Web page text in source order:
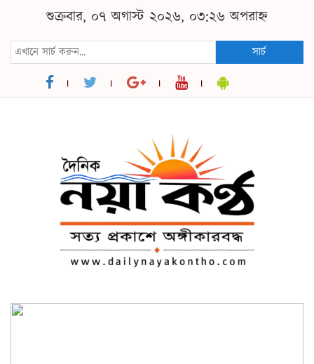
শুক্রবার, ০৭ অগাস্ট ২০২৬, ০৩:২৬ অপরাহ্ন
সার্চ